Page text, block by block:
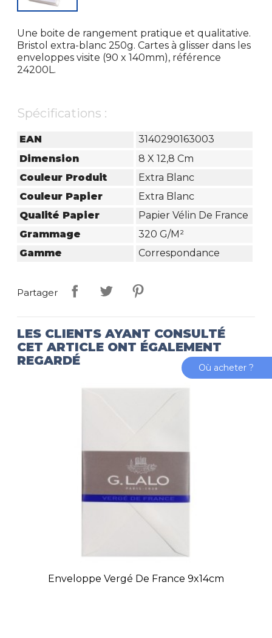
Une boite de rangement pratique et qualitative.
Bristol extra-blanc 250g. Cartes à glisser dans les
enveloppes visite (90 x 140mm), référence
24200L.
Spécifications :
EAN
3140290163003
Dimension
8 X 12,8 Cm
Couleur Produit
Extra Blanc
Couleur Papier
Extra Blanc
Qualité Papier
Papier Vélin De France
Grammage
320 G/m²
Gamme
Correspondance
Partager
LES CLIENTS AYANT CONSULTÉ
CET ARTICLE ONT ÉGALEMENT
REGARDÉ
Enveloppe Vergé De France 9x14cm
Où acheter ?